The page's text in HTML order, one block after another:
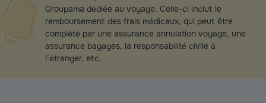
Groupama dédiée au voyage. Celle-ci inclut le
remboursement des frais médicaux, qui peut être
complété par une assurance annulation voyage, une
assurance bagages, la responsabilité civile à
l’étranger, etc.